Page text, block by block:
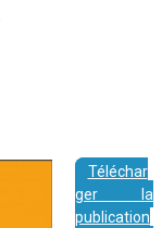
Téléchar
ger la
publication